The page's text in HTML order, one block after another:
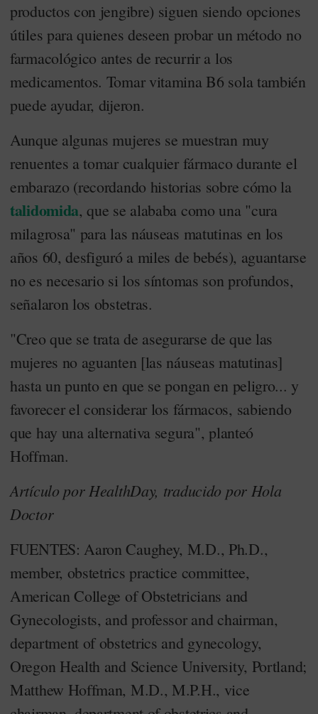
productos con jengibre) siguen siendo opciones
útiles para quienes deseen probar un método no
farmacológico antes de recurrir a los
medicamentos. Tomar vitamina B6 sola también
puede ayudar, dijeron.
Aunque algunas mujeres se muestran muy
renuentes a tomar cualquier fármaco durante el
embarazo (recordando historias sobre cómo la
talidomida, que se alababa como una "cura
milagrosa" para las náuseas matutinas en los
años 60, desfiguró a miles de bebés), aguantarse
no es necesario si los síntomas son profundos,
señalaron los obstetras.
"Creo que se trata de asegurarse de que las
mujeres no aguanten [las náuseas matutinas]
hasta un punto en que se pongan en peligro... y
favorecer el considerar los fármacos, sabiendo
que hay una alternativa segura", planteó
Hoffman.
Artículo por HealthDay, traducido por Hola
Doctor
FUENTES: Aaron Caughey, M.D., Ph.D.,
member, obstetrics practice committee,
American College of Obstetricians and
Gynecologists, and professor and chairman,
department of obstetrics and gynecology,
Oregon Health and Science University, Portland;
Matthew Hoffman, M.D., M.P.H., vice